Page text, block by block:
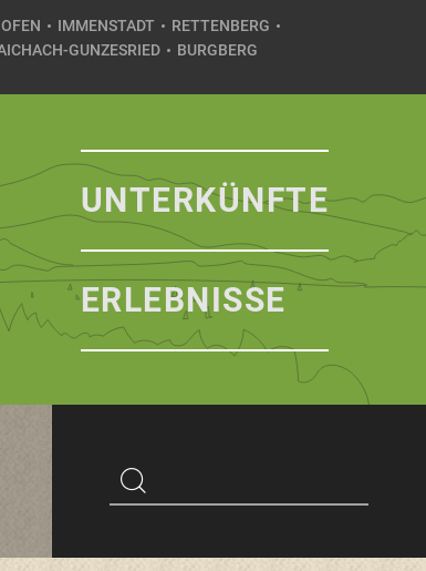
IMMENSTADT
RETTENBERG
GUNZESRIED
BURGBERG
UNTERKÜNFTE
ERLEBNISSE
Suchbegriff
Suchen